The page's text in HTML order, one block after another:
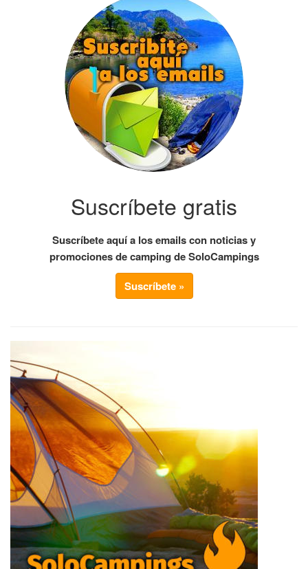
Suscríbete gratis
Suscríbete aquí a los emails con noticias y
promociones de camping de SoloCampings
Suscríbete »